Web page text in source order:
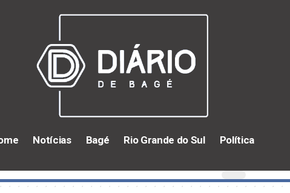
Notícias Bagé Rio Grande do Sul Política